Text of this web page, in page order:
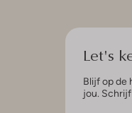
Let's
Blijf op de
jou.